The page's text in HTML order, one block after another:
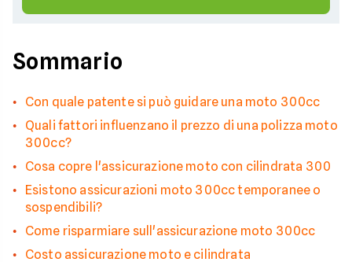
Sommario
Con quale patente si può guidare una moto 300cc
Quali fattori influenzano il prezzo di una polizza moto
300cc?
Cosa copre l'assicurazione moto con cilindrata 300
Esistono assicurazioni moto 300cc temporanee o
sospendibili?
Come risparmiare sull'assicurazione moto 300cc
Costo assicurazione moto e cilindrata